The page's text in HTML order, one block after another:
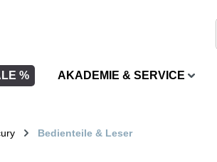
% AKADEMIE & SERVICE
Bedienteile & Leser